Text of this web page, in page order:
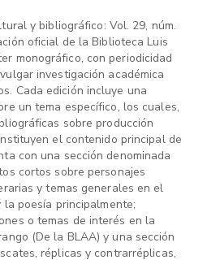
y bibliográfico: Vol. 29, núm.
oficial de la Biblioteca Luis
monográfico, con periodicidad
investigación académica
Cada edición incluye una
un tema específico, los cuales,
sobre producción
el contenido principal de
con una sección denominada
cortos sobre personajes
y temas generales en el
poesía principalmente;
o temas de interés en la
(De la BLAA) y una sección
réplicas y contrarréplicas,